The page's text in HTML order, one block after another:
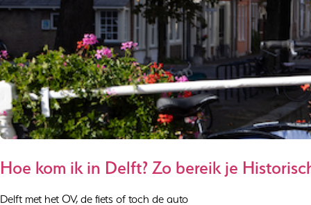
Hoe kom ik in Delft? Zo bereik je
Delft met het OV, de fiets of toch de auto